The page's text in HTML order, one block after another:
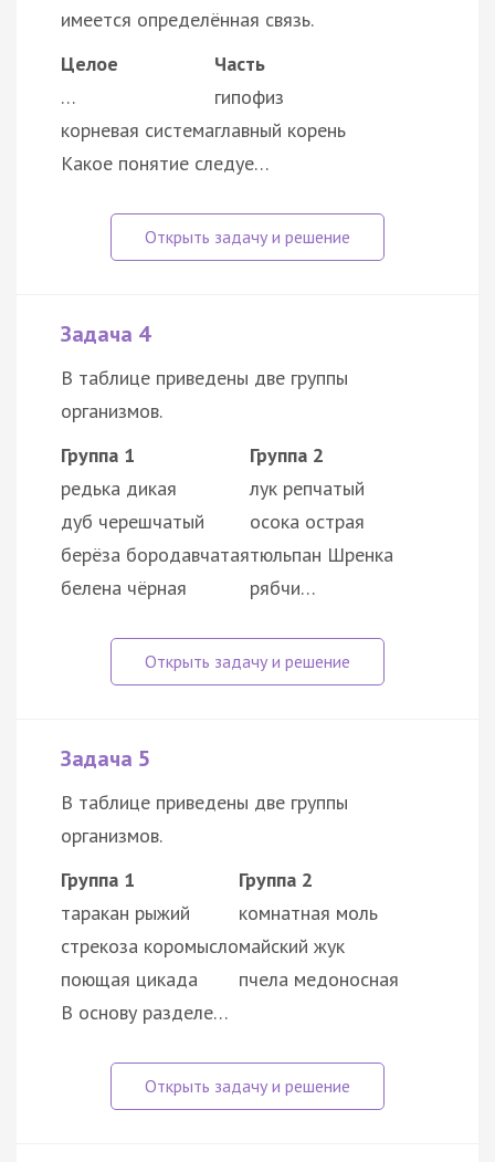
имеется определённая связь.
Целое
Часть
…
гипофиз
корневая системаглавный корень
Какое понятие следуе…
Задача 4
В таблице приведены две группы
организмов.
Группа 1
Группа 2
редька дикая
лук репчатый
дуб черешчатый
осока острая
берёза бородавчатаятюльпан Шренка
белена чёрная
рябчи…
Задача 5
В таблице приведены две группы
организмов.
Группа 1
Группа 2
таракан рыжий
комнатная моль
стрекоза коромысломайский жук
поющая цикада
пчела медоносная
В основу разделе…